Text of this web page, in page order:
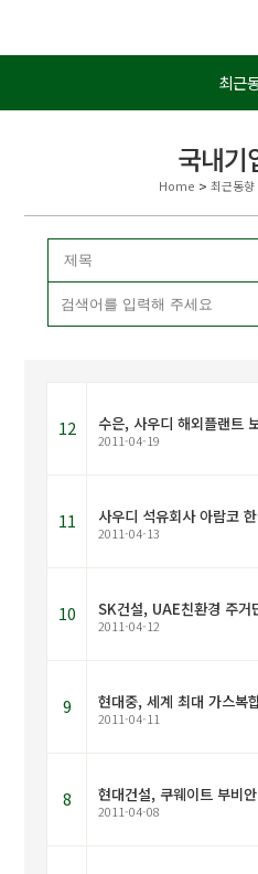
최근
국내기
Home > 최근동향
12 수은, 사우디 해외플랜트
2011-04-19
11 사우디 석유회사 아람코
2011-04-13
10 SK건설, UAE친환경 주거
2011-04-12
9 현대중, 세계 최대 가스복
2011-04-11
8 현대건설, 쿠웨이트 부비
2011-04-08